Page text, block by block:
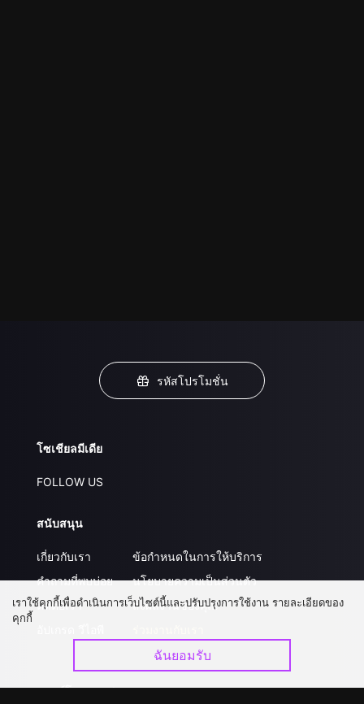
รหัสโปรโมชั่น
โซเชียลมีเดีย
FOLLOW US
สนับสนุน
เกี่ยวกับเรา
คำถามที่พบบ่อย
ติดต่อเรา
ข้อกำหนดในการให้บริการ
นโยบายความเป็นส่วนตัว
ส่งผลงานของคุณ
ดาวน์โหลดแอป
เราใช้คุกกี้เพื่อดำเนินการเว็บไซต์นี้และปรับปรุงการใช้งาน รายละเอียดของ
คุกกี้
ฉันยอมรับ